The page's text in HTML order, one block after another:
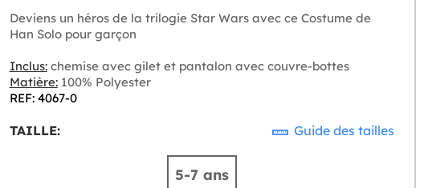
Deviens un héros de la trilogie Star Wars avec ce Costume de
Han Solo pour garçon
Inclus:chemise avec gilet et pantalon avec couvre-bottes
Matière:100% Polyester
REF: 4067-0
TAILLE: Guide des tailles
5-7 ans